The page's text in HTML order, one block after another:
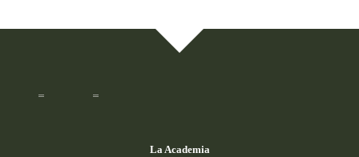
La Academia